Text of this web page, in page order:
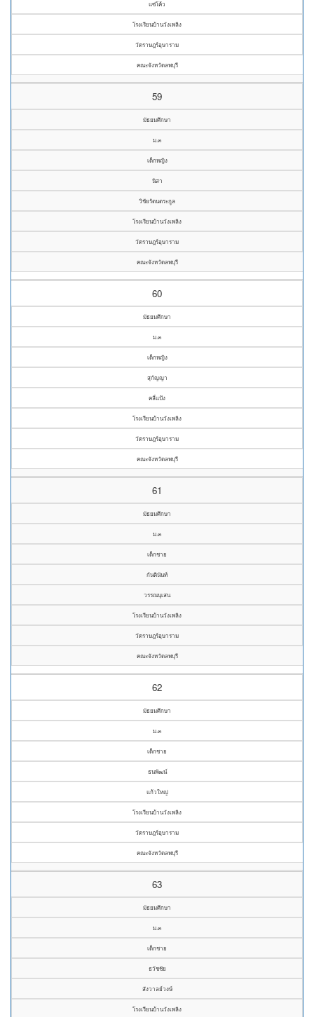
แซ่โค้ว
โรงเรียนบ้านวังเพลิง
วัดราษฎร์อุษาราม
คณะจังหวัดลพบุรี
59
มัธยมศึกษา
ม.๓
เด็กหญิง
นิสา
วิชัยรัตนตระกูล
โรงเรียนบ้านวังเพลิง
วัดราษฎร์อุษาราม
คณะจังหวัดลพบุรี
60
มัธยมศึกษา
ม.๓
เด็กหญิง
สุกัญญา
คลี่แป้ง
โรงเรียนบ้านวังเพลิง
วัดราษฎร์อุษาราม
คณะจังหวัดลพบุรี
61
มัธยมศึกษา
ม.๓
เด็กชาย
กันตินันท์
วรรณนุเสน
โรงเรียนบ้านวังเพลิง
วัดราษฎร์อุษาราม
คณะจังหวัดลพบุรี
62
มัธยมศึกษา
ม.๓
เด็กชาย
ธนพัฒน์
แก้วใหญ่
โรงเรียนบ้านวังเพลิง
วัดราษฎร์อุษาราม
คณะจังหวัดลพบุรี
63
มัธยมศึกษา
ม.๓
เด็กชาย
ธวัชชัย
สังวาลย์วงษ์
โรงเรียนบ้านวังเพลิง